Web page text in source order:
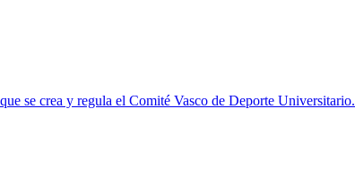
se crea y regula el Comité Vasco de Deporte Universitario.